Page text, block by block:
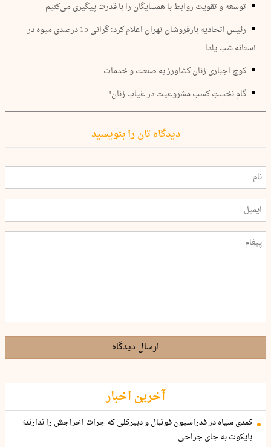
توسعه و تقویت روابط با همسایگان را با قدرت پیگیری می‌کنیم
رئیس اتحادیه بارفروشان تهران اعلام کرد: گرانی 15 درصدی میوه در
آستانه شب یلدا
کوچ اجباری زنان کشاورز به صنعت و خدمات
گام نخستِ کسب مشروعیت در غیاب زنان!
دیدگاه تان را بنویسید
ارسال دیدگاه
آخرین اخبار
کمدی سیاه در فدراسیون فوتبال و دبیرکلی که جرات اخراجش را ندارند؛
بایکوت به جای جراحی